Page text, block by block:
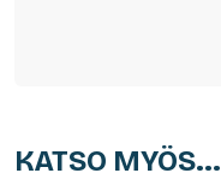
KATSO MYÖS...